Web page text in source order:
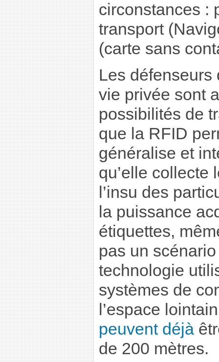
circonstances :
transport
(carte sans
Les défenseurs
vie privée sont
possibilités de
que la RFID
généralise et
qu’elle collecte
l’insu des
la puissance
étiquettes,
pas un
technologie
systèmes de
l’espace
peuvent déjà
de 200 mètres.